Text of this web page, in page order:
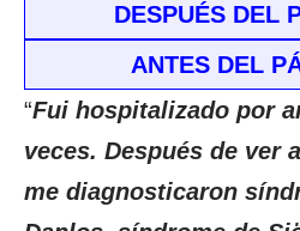
DESPUÉS DEL
ANTES DEL
“Fui hospitalizado por
veces. Después de ver
me diagnosticaron